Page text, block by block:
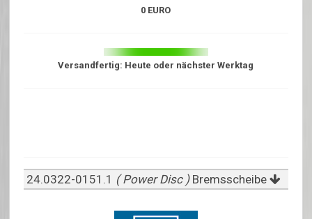
0 EURO
Versandfertig: Heute oder nächster Werktag
24.0322-0151.1 ( Power Disc ) Bremsscheibe